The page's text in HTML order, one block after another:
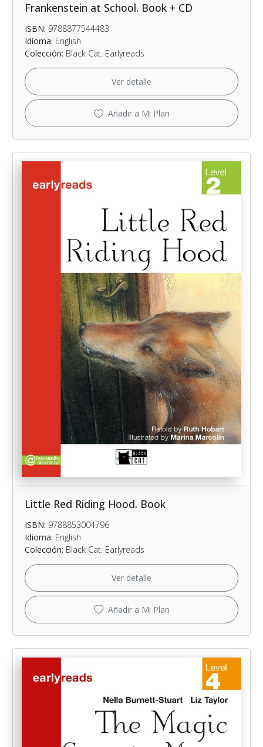
Frankenstein at School. Book + CD
ISBN: 9788877544483
Idioma: English
Colección: Black Cat. Earlyreads
Ver detalle
Añadir a Mi Plan
Little Red Riding Hood. Book
ISBN: 9788853004796
Idioma: English
Colección: Black Cat. Earlyreads
Ver detalle
Añadir a Mi Plan